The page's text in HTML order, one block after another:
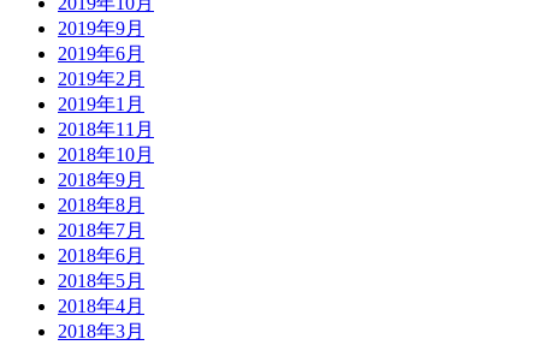
2019年9月
2019年6月
2019年2月
2019年1月
2018年11月
2018年10月
2018年9月
2018年8月
2018年7月
2018年6月
2018年5月
2018年4月
2018年3月